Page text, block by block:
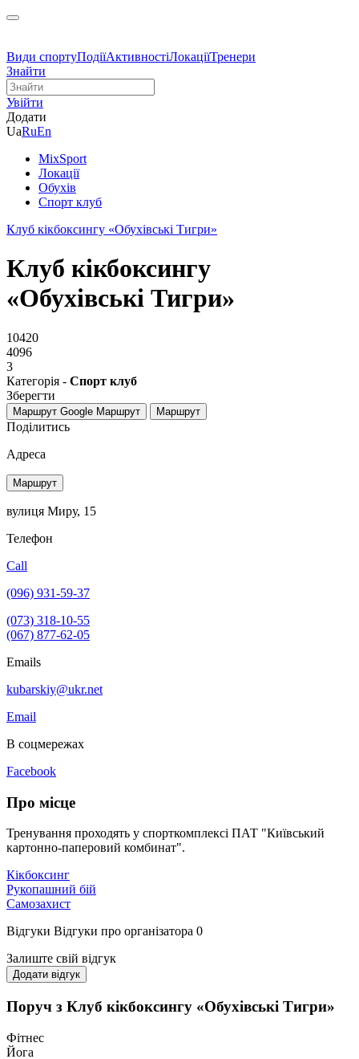
Види спортуПодіїАктивностіЛокаціїТренери
Знайти
Увійти
Додати
UaRuEn
MixSport
Локації
Обухів
Спорт клуб
Клуб кікбоксингу «Обухівські Тигри»
Клуб кікбоксингу
«Обухівські Тигри»
10420
4096
3
Категорія - Спорт клуб
Зберегти
Маршрут Google Маршрут Маршрут
Поділитись
Адреса
Маршрут
вулиця Миру, 15
Телефон
Call
(096) 931-59-37
(073) 318-10-55
(067) 877-62-05
Emails
kubarskiy@ukr.net
Email
В соцмережах
Facebook
Про місце
Тренування проходять у спорткомплексі ПАТ "Київський
картонно-паперовий комбинат".
Кікбоксинг
Рукопашний бій
Самозахист
Відгуки Відгуки про організатора 0
Залиште свій відгук
Додати відгук
Поруч з Клуб кікбоксингу «Обухівські Тигри»
Фітнес
Йога